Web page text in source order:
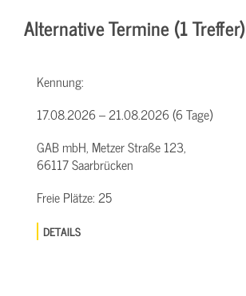
Alternative Termine (1 Treffer)
Kennung:
17.08.2026 – 21.08.2026 (6 Tage)
GAB mbH, Metzer Straße 123,
66117 Saarbrücken
Freie Plätze:25
DETAILS